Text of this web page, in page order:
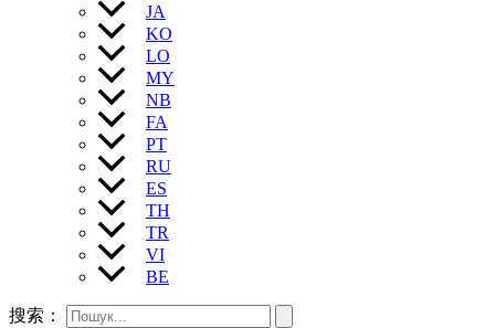
JA
KO
LO
MY
NB
FA
PT
RU
ES
TH
TR
VI
BE
搜索：